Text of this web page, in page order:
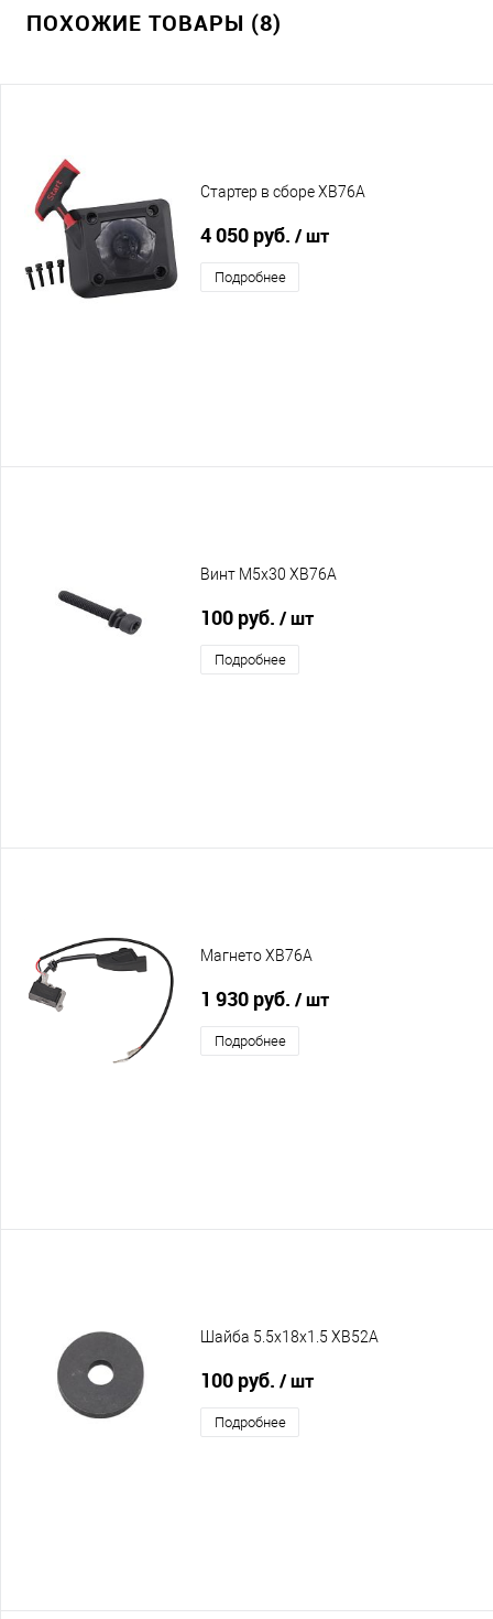
ПОХОЖИЕ ТОВАРЫ (8)
Стартер в сборе XB76A
4 050 руб. / шт
Подробнее
Винт M5x30 XB76A
100 руб. / шт
Подробнее
Магнето XB76A
1 930 руб. / шт
Подробнее
Шайба 5.5x18x1.5 XB52A
100 руб. / шт
Подробнее